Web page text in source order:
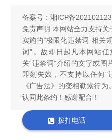
备案号： 湘ICP备
免责声明:本网站全力支持关
实施的“极限化违禁词”相关
词”。故即日起凡本网站
关“违禁词”介绍的文字或图
即刻失效，不支持以任何"
《广告法》的变相勒索行
认同此条约！感谢配合！
拨打电话